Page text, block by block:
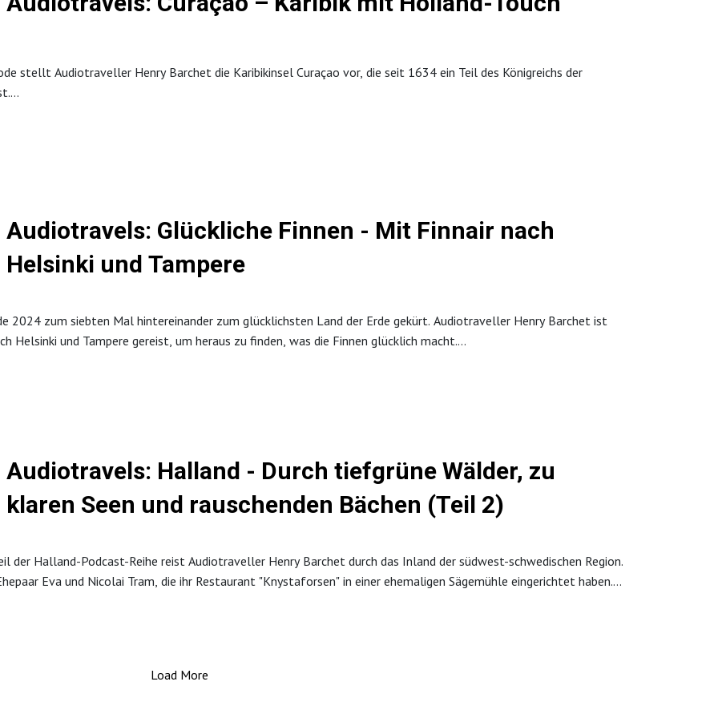
– Bar
wurde in Zusammenarbeit mit Vila Vita Marburg produziert.
stellt Audiotraveller Henry Barchet die Karibikinsel Curaçao vor, die seit 1634 ein Teil des Königreichs der
Curaçaos
von Tula
wurde in Zusammenarbeit mit dem Curaçao Tourist Board produziert.
Audiotravels: Glückliche Finnen - Mit Finnair nach
Helsinki und Tampere
2024 zum siebten Mal hintereinander zum glücklichsten Land der Erde gekürt. Audiotraveller Henry Barchet ist
Helsinki und Tampere gereist, um heraus zu finden, was die Finnen glücklich macht.
zu über 80 Reisezielen weltweit | Finnair
Audiotravels: Halland - Durch tiefgrüne Wälder, zu
klaren Seen und rauschenden Bächen (Teil 2)
der Halland-Podcast-Reihe reist Audiotraveller Henry Barchet durch das Inland der südwest-schwedischen Region.
Eva und Nicolai Tram, die ihr Restaurant "Knystaforsen" in einer ehemaligen Sägemühle eingerichtet haben.
das Leben auf dem Land in Halland um 1800 war. Weitere Informationen über das Inland von Halland auf
Load More